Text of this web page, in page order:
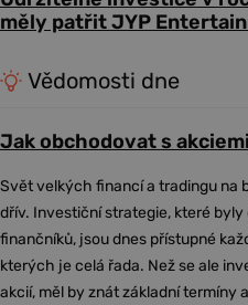
měly patřit JYP
Vědomosti dne
Jak obchodovat s akciemi
Svět velkých financí a tradingu na
dřív. Investiční strategie, které
finančníků, jsou dnes přístupné
kterých je celá řada. Než se ale
akcií, měl by znát základní termíny